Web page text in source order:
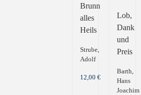
Brunn
alles
Heils
Strube,
Adolf
12,00 €
Lob,
Dank
und
Preis
Barth,
Hans
Joachim